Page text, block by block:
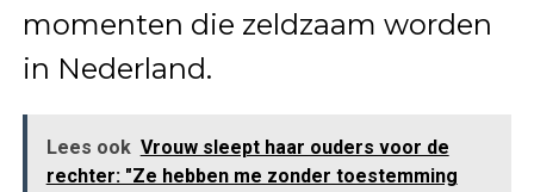
momenten die zeldzaam worden
in Nederland.
Lees ook Vrouw sleept haar ouders voor de
rechter: "Ze hebben me zonder toestemming